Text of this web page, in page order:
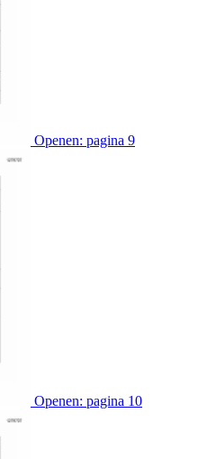
Openen: pagina 9
Openen: pagina 10